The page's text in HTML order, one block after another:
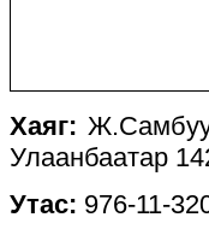
Хаяг:
Улаанбаатар
Утас: 976-11-